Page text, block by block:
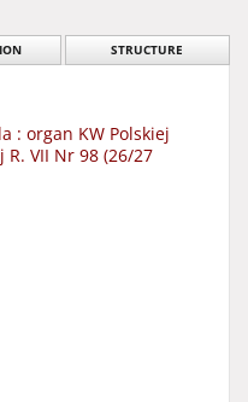
STRUCTURE
: organ KW Polskiej
VII Nr 98 (26/27